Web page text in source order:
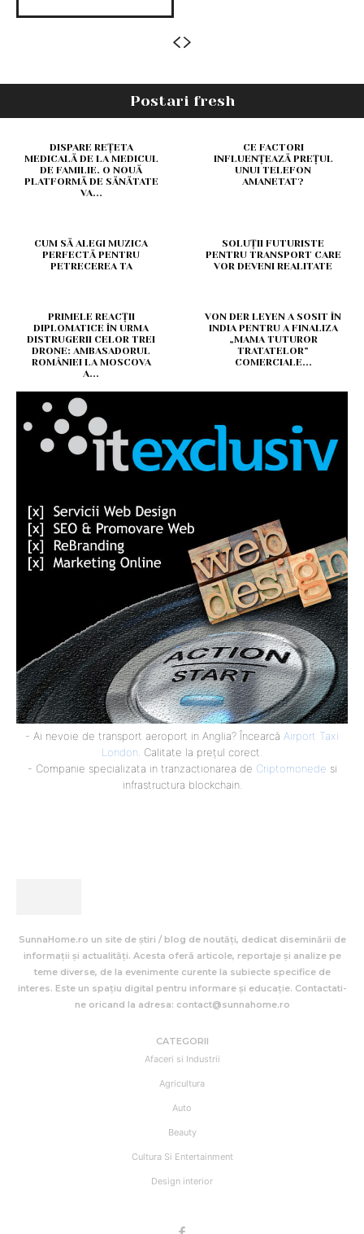
Postari fresh
DISPARE REȚETA
MEDICALĂ DE LA MEDICUL
DE FAMILIE. O NOUĂ
PLATFORMĂ DE SĂNĂTATE
VA...
CE FACTORI
INFLUENȚEAZĂ PREȚUL
UNUI TELEFON
AMANETAT?
CUM SĂ ALEGI MUZICA
PERFECTĂ PENTRU
PETRECEREA TA
SOLUȚII FUTURISTE
PENTRU TRANSPORT CARE
VOR DEVENI REALITATE
PRIMELE REACȚII
DIPLOMATICE ÎN URMA
DISTRUGERII CELOR TREI
DRONE: AMBASADORUL
ROMÂNIEI LA MOSCOVA
A...
VON DER LEYEN A SOSIT ÎN
INDIA PENTRU A FINALIZA
„MAMA TUTUROR
TRATATELOR”
COMERCIALE...
- Ai nevoie de transport aeroport in Anglia? Încearcă Airport Taxi
London. Calitate la prețul corect.
- Companie specializata in tranzactionarea de Criptomonede si
infrastructura blockchain.
SunnaHome.ro un site de știri / blog de noutăți, dedicat diseminării de
informații și actualități. Acesta oferă articole, reportaje și analize pe
teme diverse, de la evenimente curente la subiecte specifice de
interes. Este un spațiu digital pentru informare și educație. Contactati-
ne oricand la adresa: contact@sunnahome.ro
CATEGORII
Afaceri si Industrii
Agricultura
Auto
Beauty
Cultura Si Entertainment
Design interior